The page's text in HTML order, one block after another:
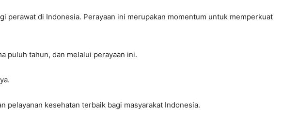
perawat di Indonesia. Perayaan ini merupakan momentum untuk memperkuat
puluh tahun, dan melalui perayaan ini.
pelayanan kesehatan terbaik bagi masyarakat Indonesia.